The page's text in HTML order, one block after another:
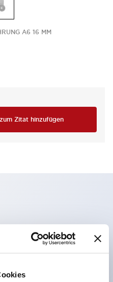
A6 16 MM
zum Zitat hinzufügen
bis zum FA-Bereich